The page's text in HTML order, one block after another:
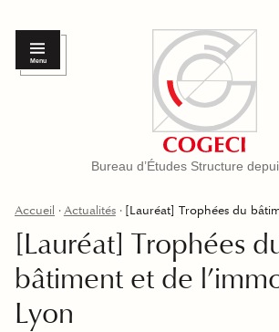
Menu
Bureau d’Études Structure
Accueil Actualités [Lauréat] Trophées du
[Lauréat] Trophées
bâtiment et de
Lyon